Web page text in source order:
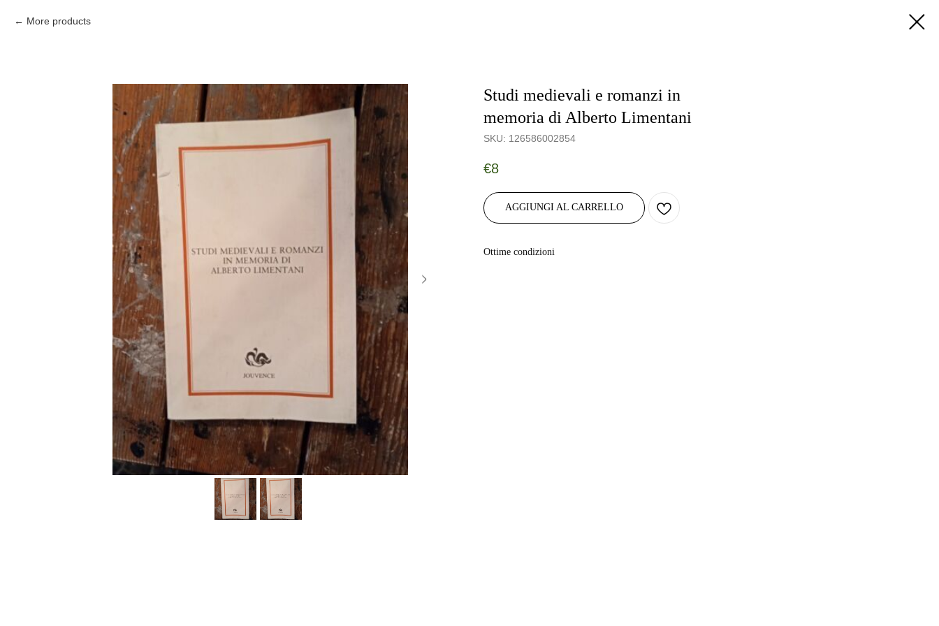
More products
Studi medievali e romanzi in
memoria di Alberto Limentani
SKU: 126586002854
€8
AGGIUNGI AL CARRELLO
Ottime condizioni